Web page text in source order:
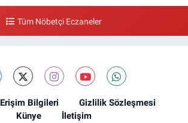
Tüm Nöbetçi Eczaneler
Erişim Bilgileri
Gizlilik Sözleşmesi
Künye
İletişim